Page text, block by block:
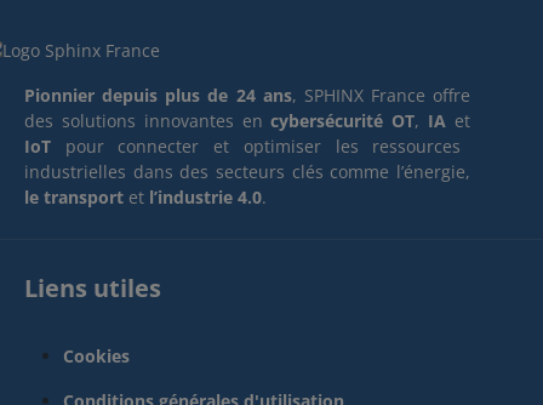
Pionnier depuis plus de 24 ans, SPHINX France offre
des solutions innovantes encybersécurité OT, IA et
IoT pour connecter et optimiser les ressources
industrielles dans des secteurs clés comme l’énergie,
le transport et l’industrie 4.0.
Liens utiles
Cookies